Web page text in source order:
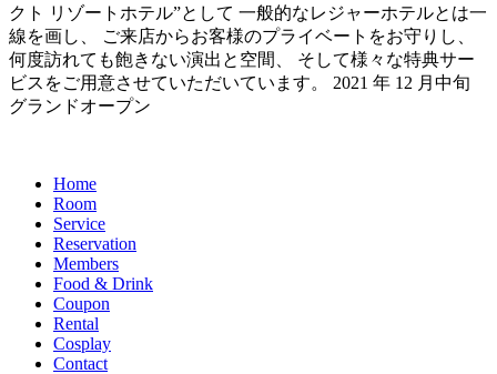
クト リゾートホテル”として 一般的なレジャーホテルとは一
線を画し、 ご来店からお客様のプライベートをお守りし、
何度訪れても飽きない演出と空間、 そして様々な特典サー
ビスをご用意させていただいています。 2021 年 12 月中旬
グランドオープン
Home
Room
Service
Reservation
Members
Food & Drink
Coupon
Rental
Cosplay
Contact